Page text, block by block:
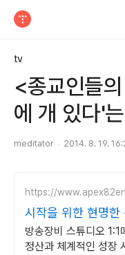
tv
<종교인들
에 개 있다'
meditator 2014. 8. 19.
https://
시작을 위한 현명
BJ 상시 모집
방송장비 스튜디오 1:1
정산과 체계적인 성장